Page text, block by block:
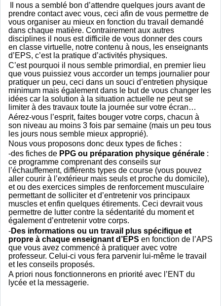
Il nous a semblé bon d’attendre quelques jours avant de
prendre contact avec vous, ceci afin de vous permettre de
vous organiser au mieux en fonction du travail demandé
dans chaque matière. Contrairement aux autres
disciplines il nous est difficile de vous donner des cours
en classe virtuelle, notre contenu à nous, les enseignants
d’EPS, c’est la pratique d’activités physiques.
C’est pourquoi il nous semble primordial, en premier lieu
que vous puissiez vous accorder un temps journalier pour
pratiquer un peu, ceci dans un souci d’entretien physique
minimum mais également dans le but de vous changer les
idées car la solution à la situation actuelle ne peut se
limiter à des travaux toute la journée sur votre écran…
Aérez-vous l’esprit, faites bouger votre corps, chacun à
son niveau au moins 3 fois par semaine (mais un peu tous
les jours nous semble mieux approprié).
Nous vous proposons donc deux types de fiches :
-des fiches de PPG ou préparation physique générale :
ce programme comprenant des conseils sur
l’échauffement, différents types de course (vous pouvez
aller courir à l’extérieur mais seuls et proche du domicile),
et ou des exercices simples de renforcement musculaire
permettant de solliciter et d’entretenir vos principaux
muscles et enfin quelques étirements. Ceci devrait vous
permettre de lutter contre la sédentarité du moment et
également d’entretenir votre corps.
-Des informations ou un travail plus spécifique et
propre à chaque enseignant d’EPS en fonction de l’APS
que vous avez commencé à pratiquer avec votre
professeur. Celui-ci vous fera parvenir lui-même le travail
et les conseils proposés.
A priori nous fonctionnerons en priorité avec l’ENT du
lycée et la messagerie.